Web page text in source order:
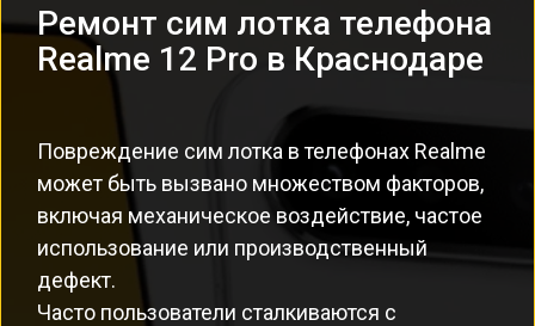
Ремонт сим лотка телефона
Realme 12 Pro в Краснодаре
Повреждение сим лотка в телефонах Realme
может быть вызвано множеством факторов,
включая механическое воздействие, частое
использование или производственный
дефект.
Часто пользователи сталкиваются с